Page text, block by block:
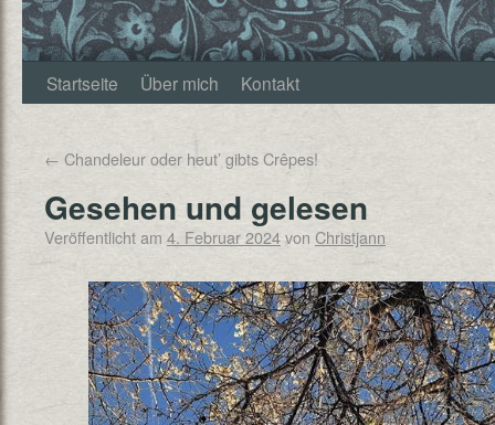
Startseite Über mich Kontakt
← Chandeleur oder heut’ gibts Crêpes!
Gesehen und gelesen
Veröffentlicht am 4. Februar 2024von Christjann